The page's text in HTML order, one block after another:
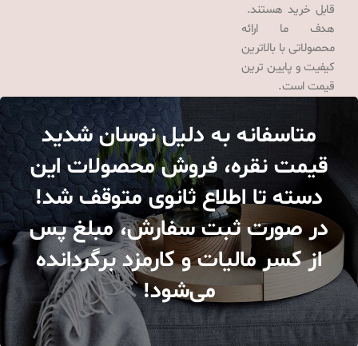
قابل خرید هستند.
هدف ما ارائه
محصولاتی با بالاترین
کیفیت و پایین ترین
قیمت است.
متاسفانه به دلیل نوسان شدید
قیمت نقره، فروش محصولات این
دسته تا اطلاع ثانوی متوقف شد!
در صورت ثبت سفارش، مبلغ پس
از کسر مالیات و کارمزد برگردانده
می‌شود!